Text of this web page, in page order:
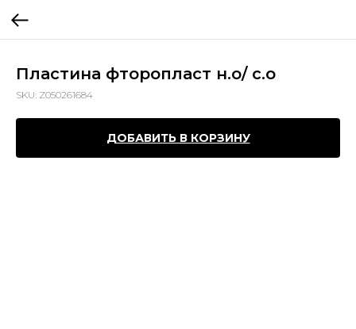
Пластина фторопласт н.о/ с.о
SKU: Z050261684
ДОБАВИТЬ В КОРЗИНУ